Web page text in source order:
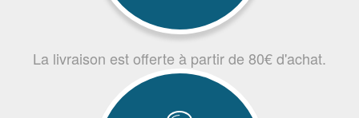
La livraison est offerte à partir de 80€ d'achat.